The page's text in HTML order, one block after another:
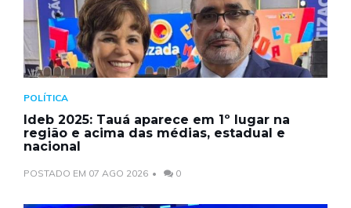
POLÍTICA
Ideb 2025: Tauá aparece em 1º lugar na
região e acima das médias, estadual e
nacional
POSTADO EM 07 AGO 2026 0